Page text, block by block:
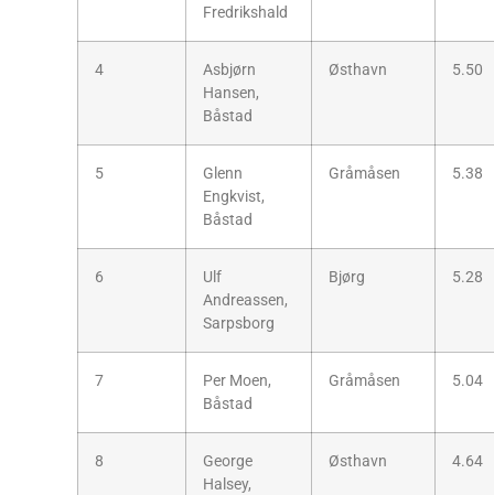
Fredrikshald
4
Asbjørn
Hansen,
Båstad
Østhavn 5.50
5
Glenn
Engkvist,
Båstad
Gråmåsen 5.38
6
Ulf
Andreassen,
Sarpsborg
Bjørg 5.28
7
Per Moen,
Båstad
Gråmåsen 5.04
8
George
Halsey,
Østhavn 4.64